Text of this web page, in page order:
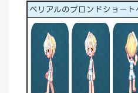
ベリアルのブロンドショート